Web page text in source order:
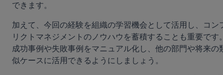
できます。
加えて、今回の経験を組織の学習機会として活用し、コン
リクトマネジメントのノウハウを蓄積することも重要です
成功事例や失敗事例をマニュアル化し、他の部門や将来の
似ケースに活用できるようにしましょう。